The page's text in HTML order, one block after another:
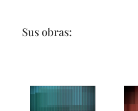
Sus obras: